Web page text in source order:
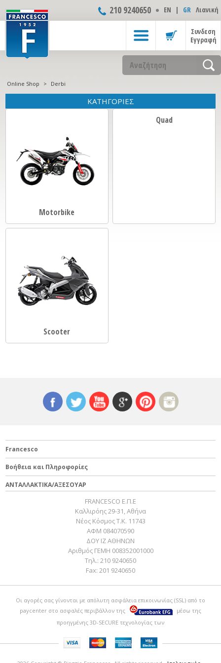
210 9240650 ΕΝ | GR Λιανική
Συνδεση
Εγγραφή
Online Shop > Derbi
ΚΑΤΗΓΟΡΙΕΣ
Motorbike
Quad
Scooter
Francesco
Βοήθεια και Πληροφορίες
ΑΝΤΑΛΛΑΚΤΙΚΑ/ΑΞΕΣΟΥΑΡ
FRANCESCO Ε.Π.Ε
Καλλιρόης 29-31, Αθήνα
Νέος Κόσμος Τ.Κ. 11743
ΑΦΜ 084070590
ΔΟΥ ΙΖ ΑΘΗΝΩΝ
Αριθμός ΓΕΜΗ 008352001000
Τηλ.: 210 9240650
Fax: 201 9240650
Οι αγορές σας γίνονται με απόλυτη ασφάλεια επικοινωνίας (SSL) από το
paycenter στο ασφαλές περιβάλλον της
μέσω της
προηγμένης 3D-SECURE τεχνολογίας των